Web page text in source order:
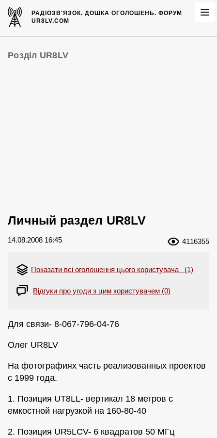
РАДІОЗВ'ЯЗОК.ДОШКА ОГОЛОШЕНЬ. ФОРУМ
UR8LV.COM
Розділ UR8LV
Личный раздел UR8LV
14.08.2008 16:45 4116355
Показати всі оголошення цього користувача (1)
Відгуки про угоди з цим користувачем (0)
Для связи- 8-067-796-04-76
Олег UR8LV
На фотографиях часть реализованных проектов
с 1999 года.
1. Позиция UT8LL- вертикал 18 метров с
емкостной нагрузкой на 160-80-40
2. Позиция UR5LCV- 6 квадратов 50 МГц